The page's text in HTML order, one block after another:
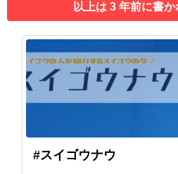
以上は 3 年前に書
#スイゴウナウ